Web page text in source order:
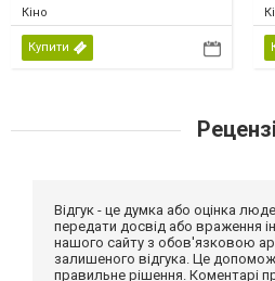
Кіно
Купити
Відгук - це думка або оцінка
передати досвід або враження
нашого сайту з обов'язковою
залишеного відгука. Це
правильне рішення. Коментарі